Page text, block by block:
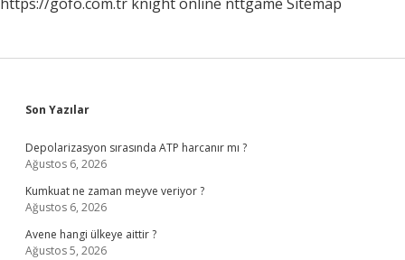
Sidebar
Son Yazılar
Depolarizasyon sırasında ATP harcanır mı ?
Ağustos 6, 2026
Kumkuat ne zaman meyve veriyor ?
Ağustos 6, 2026
Avene hangi ülkeye aittir ?
Ağustos 5, 2026